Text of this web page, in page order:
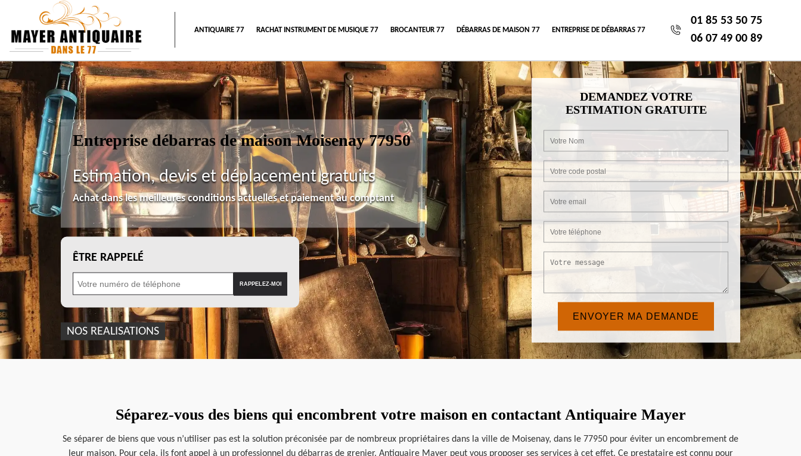
ANTIQUAIRE 77 RACHAT INSTRUMENT DE MUSIQUE 77 BROCANTEUR 77 DÉBARRAS DE MAISON 77 ENTREPRISE DE DÉBARRAS 77
01 85 53 50 75
06 07 49 00 89
Entreprise débarras de maison Moisenay 77950
Estimation, devis et déplacement gratuits
Achat dans les meilleures conditions actuelles et paiement au comptant
ÊTRE RAPPELÉ
NOS REALISATIONS
DEMANDEZ VOTRE
ESTIMATION GRATUITE
Séparez-vous des biens qui encombrent votre maison en contactant Antiquaire Mayer
Se séparer de biens que vous n’utiliser pas est la solution préconisée par de nombreux propriétaires dans la ville de Moisenay, dans le 77950 pour éviter un encombrement de
leur maison. Pour cela, ils font appel à un professionnel du débarras de grenier. Antiquaire Mayer peut vous proposer ses services à cet effet. Ce prestataire est connu pour